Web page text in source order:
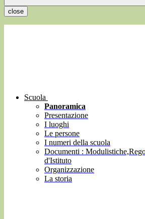
close
Scuola
Panoramica
Presentazione
I luoghi
Le persone
I numeri della scuola
Documenti :
d'Istituto
Organizzazione
La storia